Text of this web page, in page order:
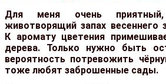
Для меня очень
животворящий запах весеннего
К аромату цветения
дерева. Только нужно быть
вероятность потревожить
тоже любят заброшенные сады.